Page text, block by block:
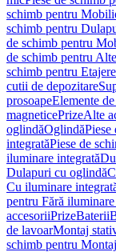
schimb pentru
schimb pentru
de schimb pentru
de schimb pentru
schimb pentru
cutii de depozitare
prosoapeElemente
magneticePrizeAlte
oglindăOglindăPiese
integratăPiese de
iluminare integrată
Dulapuri cu oglindă
Cu iluminare
pentru Fără
accesoriiPrizeBaterii
de lavoarMontaj
schimb pentru